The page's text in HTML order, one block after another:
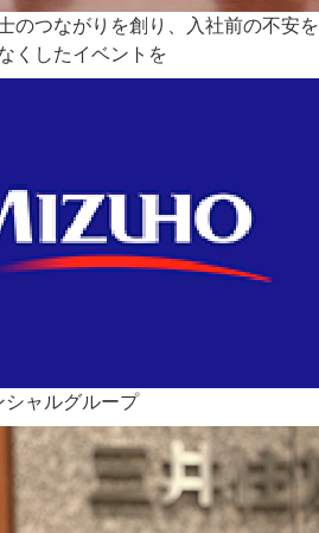
のつながりを創り、入社前の不安
くしたイベントを
ャルグループ